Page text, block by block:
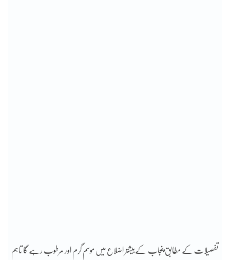
تفصیلات کے مطابق پنجاب کےبیشتر اضلاع میں موسم گرم اور مرطوب رہے گا تاہم